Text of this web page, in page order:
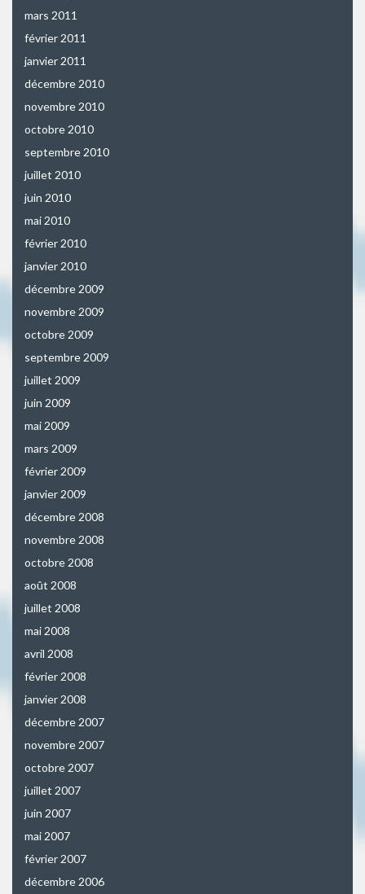
mars 2011
février 2011
janvier 2011
décembre 2010
novembre 2010
octobre 2010
septembre 2010
juillet 2010
juin 2010
mai 2010
février 2010
janvier 2010
décembre 2009
novembre 2009
octobre 2009
septembre 2009
juillet 2009
juin 2009
mai 2009
mars 2009
février 2009
janvier 2009
décembre 2008
novembre 2008
octobre 2008
août 2008
juillet 2008
mai 2008
avril 2008
février 2008
janvier 2008
décembre 2007
novembre 2007
octobre 2007
juillet 2007
juin 2007
mai 2007
février 2007
décembre 2006